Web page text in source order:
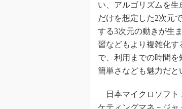
い、アルゴリズムを生
だけを想定した2次元
する3次元の動きが生
習などもより複雑化す
で、利用までの時間
簡単さなども魅力だと
日本マイクロソフト